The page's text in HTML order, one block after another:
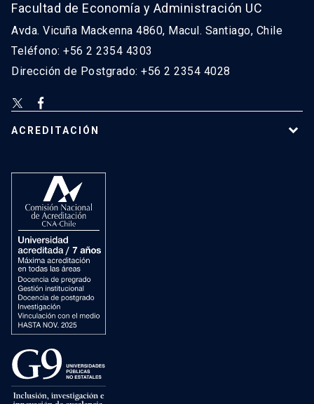
Facultad de Economía y Administración UC
Avda. Vicuña Mackenna 4860, Macul. Santiago, Chile
Teléfono: +56 2 2354 4303
Dirección de Postgrado: +56 2 2354 4028
ACREDITACIÓN